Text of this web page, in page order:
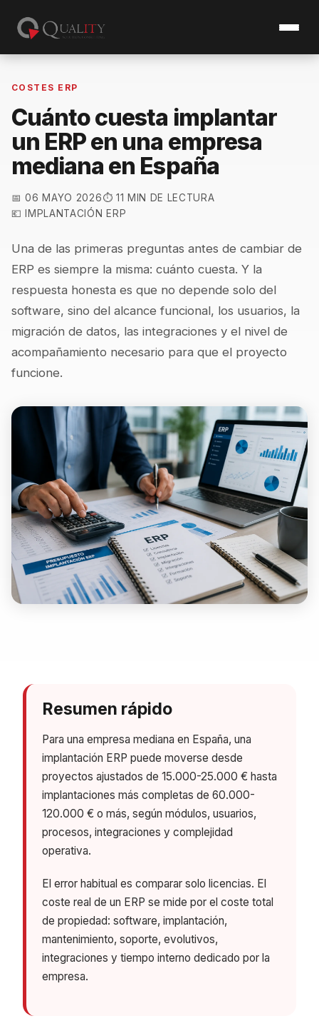
COSTES ERP
Cuánto cuesta implantar
un ERP en una empresa
mediana en España
📅 06 MAYO 2026⏱️ 11 MIN DE LECTURA
💶 IMPLANTACIÓN ERP
Una de las primeras preguntas antes de cambiar de
ERP es siempre la misma: cuánto cuesta. Y la
respuesta honesta es que no depende solo del
software, sino del alcance funcional, los usuarios, la
migración de datos, las integraciones y el nivel de
acompañamiento necesario para que el proyecto
funcione.
Resumen rápido
Para una empresa mediana en España, una
implantación ERP puede moverse desde
proyectos ajustados de 15.000-25.000 € hasta
implantaciones más completas de 60.000-
120.000 € o más, según módulos, usuarios,
procesos, integraciones y complejidad
operativa.
El error habitual es comparar solo licencias. El
coste real de un ERP se mide por el coste total
de propiedad: software, implantación,
mantenimiento, soporte, evolutivos,
integraciones y tiempo interno dedicado por la
empresa.